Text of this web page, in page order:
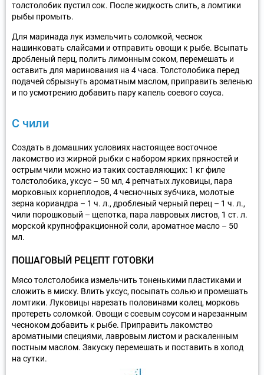
толстолобик пустил сок. После жидкость слить, а ломтики
рыбы промыть.
Для маринада лук измельчить соломкой, чеснок
нашинковать слайсами и отправить овощи к рыбе. Всыпать
дробленый перц, полить лимонным соком, перемешать и
оставить для маринования на 4 часа. Толстолобика перед
подачей сбрызнуть ароматным маслом, приправить зеленью
и по усмотрению добавить пару капель соевого соуса.
С чили
Создать в домашних условиях настоящее восточное
лакомство из жирной рыбки с набором ярких пряностей и
острым чили можно из таких составляющих: 1 кг филе
толстолобика, уксус – 50 мл, 4 репчатых луковицы, пара
морковных корнеплодов, 4 чесночных зубчика, молотые
зерна кориандра – 1 ч. л., дробленый черный перец – 1 ч. л.,
чили порошковый – щепотка, пара лавровых листов, 1 ст. л.
морской крупнофракционной соли, ароматное масло – 50
мл.
ПОШАГОВЫЙ РЕЦЕПТ ГОТОВКИ
Мясо толстолобика измельчить тоненькими пластиками и
сложить в миску. Влить уксус, посыпать солью и промешать
ломтики. Луковицы нарезать половинами колец, морковь
протереть соломкой. Овощи с соевым соусом и нарезанным
чесноком добавить к рыбе. Приправить лакомство
ароматными специями, лавровым листом и раскаленным
постным маслом. Закуску перемешать и поставить в холод
на сутки.